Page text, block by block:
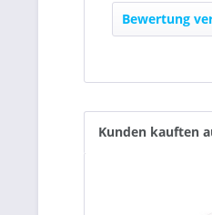
Bewertung
Kunden kauften